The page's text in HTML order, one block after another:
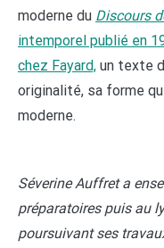
moderne du Discours
intemporel publié en
chez Fayard, un texte
originalité, sa forme
moderne.
Séverine Auffret a
préparatoires puis au
poursuivant ses